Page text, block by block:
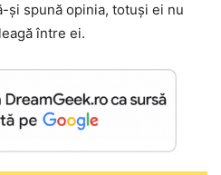
și spună opinia, totuși ei nu
între ei.